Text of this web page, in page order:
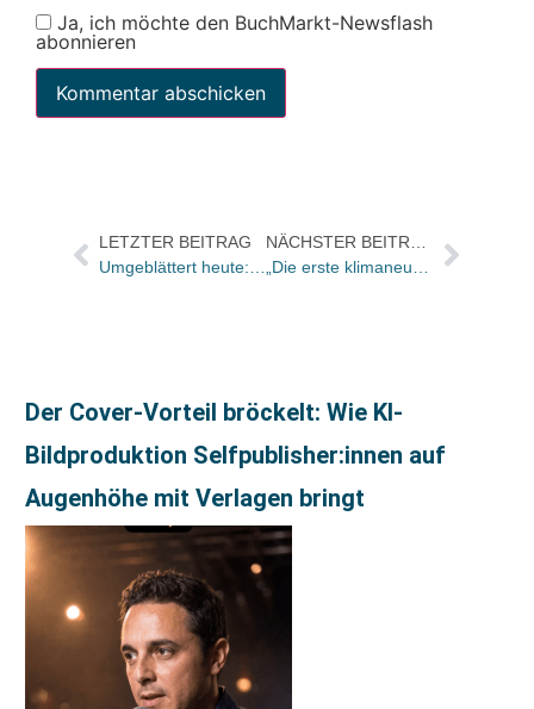
Ja, ich möchte den BuchMarkt-Newsflash
abonnieren
LETZTER BEITRAG
Umgeblättert heute: Die „Bitch Bibel“
NÄCHSTER BEITRAG
„Die erste klimaneutrale Taschenbuchreihe erscheint am 23. Juli – es sind ausschließlich Bücher von Frauen über Frauen“
Der Cover-Vorteil bröckelt: Wie KI-
Bildproduktion Selfpublisher:innen auf
Augenhöhe mit Verlagen bringt